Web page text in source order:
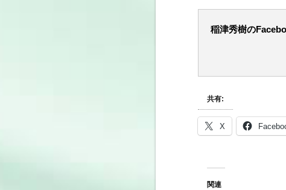
稲津秀樹の
共有:
X
関連